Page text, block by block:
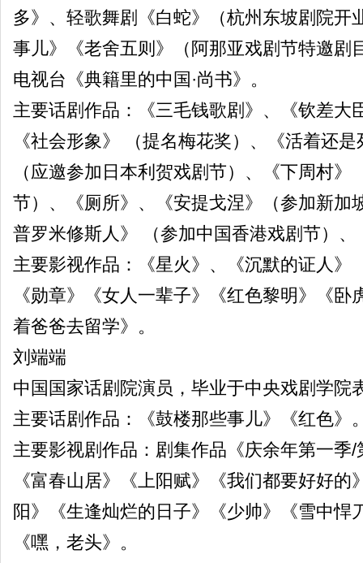
多》、轻歌舞剧《白蛇》（杭州东坡剧院开
事儿》《老舍五则》（阿那亚戏剧节特邀剧
电视台《典籍里的中国·尚书》。
主要话剧作品：《三毛钱歌剧》、《钦差大
《社会形象》 （提名梅花奖）、《活着还
（应邀参加日本利贺戏剧节）、《下周村》
节）、《厕所》、《安提戈涅》（参加新加
普罗米修斯人》 （参加中国香港戏剧节）、
主要影视作品：《星火》、《沉默的证人》
《勋章》《女人一辈子》《红色黎明》《
着爸爸去留学》。
刘端端
中国国家话剧院演员，毕业于中央戏剧学院
主要话剧作品：《鼓楼那些事儿》《红色》
主要影视剧作品：剧集作品《庆余年第一季
《富春山居》《上阳赋》《我们都要好好
阳》《生逢灿烂的日子》《少帅》《雪中悍
《嘿，老头》。